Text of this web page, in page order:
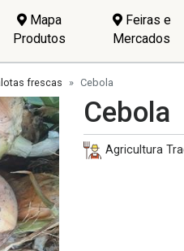
Mapa
Produtos
Feiras e
Mercados
frescas Cebola
Cebola
Agricultura